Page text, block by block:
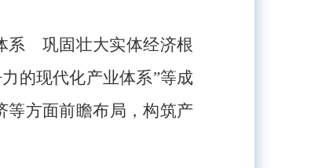
系 巩固壮大实体经济根
的现代化产业体系”等成
等方面前瞻布局，构筑产